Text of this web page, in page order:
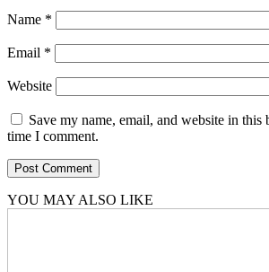
Name *
Email *
Website
Save my name, email, and website in this
time I comment.
YOU MAY ALSO LIKE